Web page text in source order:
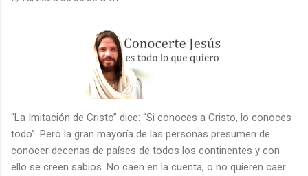
“La Imitación de Cristo” dice: “Si conoces a Cristo, lo conoces
todo”. Pero la gran mayoría de las personas presumen de
conocer decenas de países de todos los continentes y con
ello se creen sabios. No caen en la cuenta, o no quieren caer